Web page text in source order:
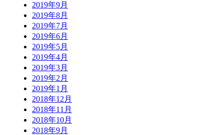
2019年9月
2019年8月
2019年7月
2019年6月
2019年5月
2019年4月
2019年3月
2019年2月
2019年1月
2018年12月
2018年11月
2018年10月
2018年9月